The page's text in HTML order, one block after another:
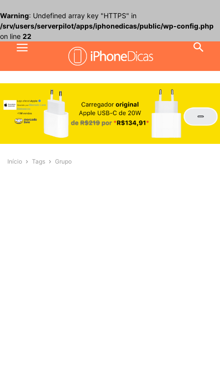
Warning: Undefined array key "HTTPS" in
/srv/users/serverpilot/apps/iphonedicas/public/wp-config.php
on line 22
Início Tags Grupo